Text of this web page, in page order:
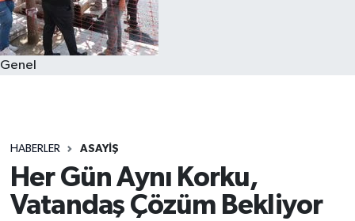
Genel
HABERLER ASAYIŞ
Her Gün Aynı Korku,
Vatandaş Çözüm Bekliyor
Tüm Manşetler
Son Dakika Haberleri